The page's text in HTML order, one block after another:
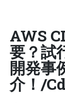
AWS
要？試
開発事
介！/